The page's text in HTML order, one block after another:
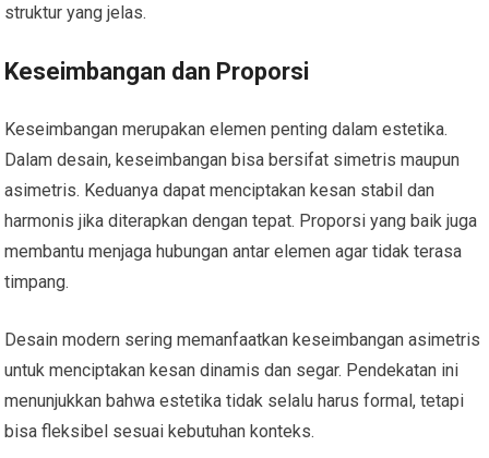
struktur yang jelas.
Keseimbangan dan Proporsi
Keseimbangan merupakan elemen penting dalam estetika.
Dalam desain, keseimbangan bisa bersifat simetris maupun
asimetris. Keduanya dapat menciptakan kesan stabil dan
harmonis jika diterapkan dengan tepat. Proporsi yang baik juga
membantu menjaga hubungan antar elemen agar tidak terasa
timpang.
Desain modern sering memanfaatkan keseimbangan asimetris
untuk menciptakan kesan dinamis dan segar. Pendekatan ini
menunjukkan bahwa estetika tidak selalu harus formal, tetapi
bisa fleksibel sesuai kebutuhan konteks.